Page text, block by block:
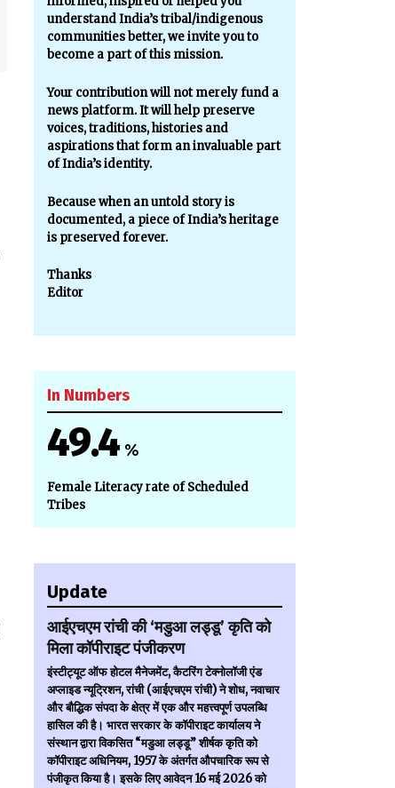
understand India’s tribal/indigenous
communities better, we invite you to
become a part of this mission.
Your contribution will not merely fund a
news platform. It will help preserve
voices, traditions, histories and
aspirations that form an invaluable part
of India’s identity.
Because when an untold story is
documented, a piece of India’s heritage
is preserved forever.
Thanks
Editor
In Numbers
49.4%
Female Literacy rate of Scheduled
Tribes
Update
आईएचएम रांची की ‘मडुआ लड्डू’ कृति को
मिला कॉपीराइट पंजीकरण
इंस्टीट्यूट ऑफ होटल मैनेजमेंट, कैटरिंग टेक्नोलॉजी एंड
अप्लाइड न्यूट्रिशन, रांची (आईएचएम रांची) ने शोध, नवाचार
और बौद्धिक संपदा के क्षेत्र में एक और महत्त्वपूर्ण उपलब्धि
हासिल की है। भारत सरकार के कॉपीराइट कार्यालय ने
संस्थान द्वारा विकसित “मडुआ लड्डू” शीर्षक कृति को
कॉपीराइट अधिनियम, 1957 के अंतर्गत औपचारिक रूप से
पंजीकृत किया है। इसके लिए आवेदन 16 मई 2026 को